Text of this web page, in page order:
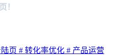
！
页 # 转化率优化 # 产品运营